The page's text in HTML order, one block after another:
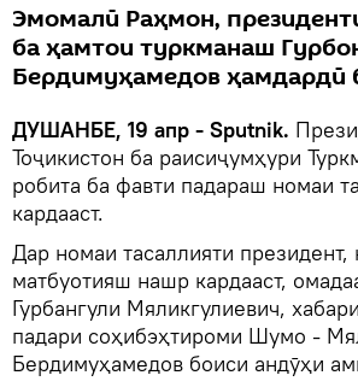
Эмомалӣ Раҳмон,
ба ҳамтои туркманаш
Бердимуҳамедов ҳамдардӣ
ДУШАНБЕ, 19 апр - Sputnik.
Тоҷикистон ба раисиҷумҳури
робита ба фавти падараш номаи
кардааст.
Дар номаи тасаллияти
матбуотияш нашр кардааст,
Гурбангули Мяликгулиевич,
падари соҳибэҳтироми Шумо -
Бердимуҳамедов боиси андӯҳи